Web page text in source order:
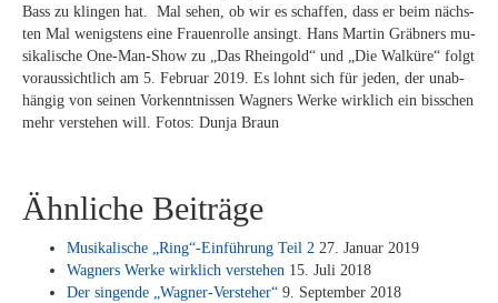
Bass zu klin­gen hat. Mal se­hen, ob wir es schaf­fen, dass er beim nächs­
ten Mal we­nigs­tens eine Frau­en­rol­le an­singt. Hans Mar­tin Gräb­ners mu­
si­ka­li­sche One-Man-Show zu „Das Rhein­gold“ und „Die Wal­kü­re“ folgt
vor­aus­sicht­lich am 5. Fe­bru­ar 2019. Es lohnt sich für je­den, der un­ab­
hän­gig von sei­nen Vor­kennt­nis­sen Wag­ners Wer­ke wirk­lich ein biss­chen
mehr ver­ste­hen will. Fo­tos: Dun­ja Braun
Ähnliche Beiträge
Mu­si­ka­li­sche „Ring“-Einführung Teil 2 27. Ja­nu­ar 2019
Wag­ners Wer­ke wirk­lich ver­ste­hen 15. Juli 2018
Der sin­gen­de „Wag­ner-Ver­ste­her“ 9. Sep­tem­ber 2018